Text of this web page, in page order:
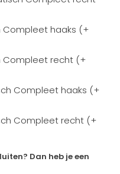
haaks (+
Compleet recht (+
Compleet haaks (+
Compleet recht (+
Dan heb je een